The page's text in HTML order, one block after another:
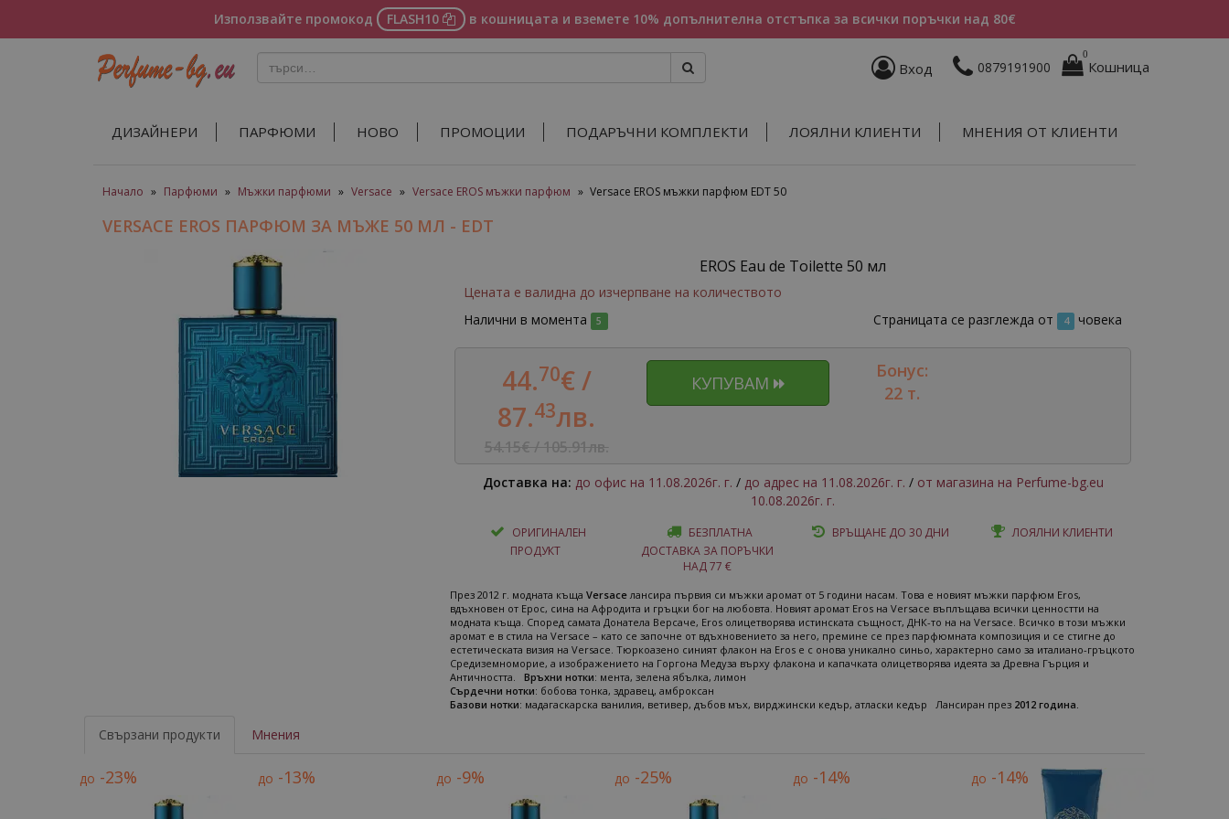
Използвайте промокод FLASH10 в кошницата и вземете 10% допълнителна отстъпка за всички поръчки над 80€
Вход 0879191900
0
Кошница
ДИЗАЙНЕРИ ПАРФЮМИ НОВО ПРОМОЦИИ ПОДАРЪЧНИ КОМПЛЕКТИ ЛОЯЛНИ КЛИЕНТИ МНЕНИЯ ОТ КЛИЕНТИ
Начало » Парфюми » Мъжки парфюми » Versace » Versace EROS мъжки парфюм » Versace EROS мъжки парфюм EDT 50
VERSACE EROS ПАРФЮМ ЗА МЪЖЕ 50 МЛ - EDT
EROS Eau de Toilette 50 мл
Цената е валидна до изчерпване на количеството
Налични в момента
5 Страницата се разглежда от 4 човека
44.70€ /
87.43лв.
54.15€ / 105.91лв.
КУПУВАМ
Бонус:
22 т.
Доставка на: до офис на 11.08.2026г. г. / до адрес на 11.08.2026г. г. / от магазина на Perfume-bg.eu
10.08.2026г. г.
ОРИГИНАЛЕН
ПРОДУКТ
БЕЗПЛАТНА
ДОСТАВКА ЗА ПОРЪЧКИ
НАД 77 €
ВРЪЩАНЕ ДО 30 ДНИ ЛОЯЛНИ КЛИЕНТИ
През 2012 г. модната къща Versace лансира първия си мъжки аромат от 5 години насам. Това е новият мъжки парфюм Eros,
вдъхновен от Ерос, сина на Афродита и гръцки бог на любовта. Новият аромат Eros на Versace въплъщава всички ценностти на
модната къща. Според самата Донатела Версаче, Eros олицетворява истинската същност, ДНК-то на на Versace. Всичко в този мъжки
аромат е в стила на Versace – като се започне от вдъхновението за него, премине се през парфюмната композиция и се стигне до
естетическата визия на Versace. Тюркоазено синият флакон на Eros е с онова уникално синьо, характерно само за италиано-гръцкото
Средиземноморие, а изображението на Горгона Медуза върху флакона и капачката олицетворява идеята за Древна Гърция и
Античността. Връхни нотки: мента, зелена ябълка, лимон
Сърдечни нотки: бобова тонка, здравец, амброксан
Базови нотки: мадагаскарска ванилия, ветивер, дъбов мъх, вирджински кедър, атласки кедър Лансиран през 2012 година.
Свързани продукти Мнения
до -23% до -13% до -9% до -25% до -14% до -14%